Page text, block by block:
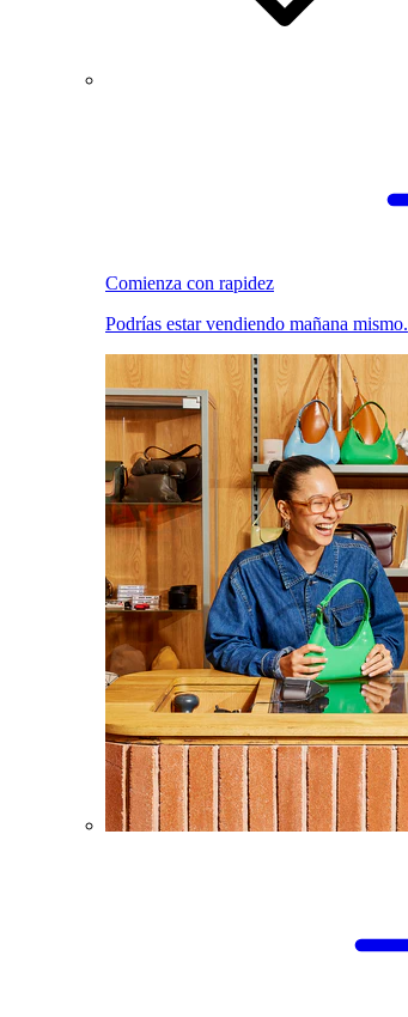
Comienza con rapidez
Podrías estar vendiendo mañana mismo.